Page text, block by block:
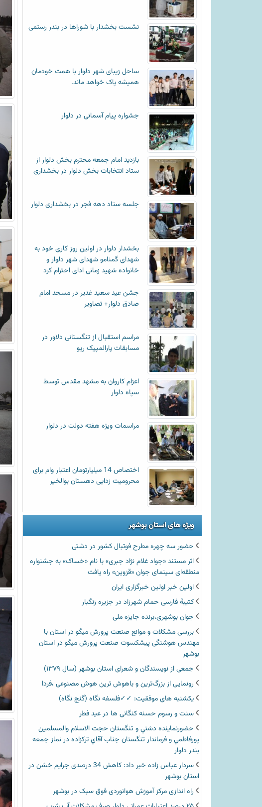
نشست بخشدار با شوراها در بندر رستمی
ساحل زیبای شهر دلوار با همت خودمان
همیشه پاک خواهد ماند.
جشواره پیام آسمانی در دلوار
بازدید امام جمعه محترم بخش دلوار از
ستاد انتخابات بخش دلوار در بخشداری
جلسه ستاد دهه فجر در بخشداری دلوار
بخشدار دلوار در اولین روز کاری خود به
شهدای گمنامو شهدای شهر دلوار و
خانواده شهید زمانی ادای احترام کرد
جشن عید سعید غدیر در مسجد امام
صادق دلوار+ تصاویر
مراسم استقبال از تنگستانی دلاور در
مسابقات پارالمپیک ریو
اعزام کاروان به مشهد مقدس توسط
سپاه دلوار
مراسمات ویژه هفته دولت در دلوار
اختصاص 14 میلیارتومان اعتبار وام برای
محرومیت زدایی دهستان بوالخیر
ویژه های استان بوشهر
حضور سه چهره مطرح فوتبال کشور در دشتی
اثر مستند «جواد غلام نژاد جبری» با نام «خساک» به جشنواره
منطقه‌ای سینمای جوان «قزوین» راه یافت
اولین خبر اولین خبرگزاری ایران‏
کتیبۀ فارسی حمام شهرزاد در جزیره زنگبار
جوان بوشهری،برنده جایزه ملی
بررسی مشکلات و موانع صنعت پرورش میگو در استان با
مهندس هوشنگی پیشکسوت صنعت پرورش میگو در استان
بوشهر
جمعی از نویسندگان و شعرای استان بوشهر (سال ۱۳۷۹)
رونمایی از بزرگ‌ترین و باهوش ترین هوش مصنوعی ،فردا
یکشنبه های موفقیت: ✓✓فلسفه نگاه (گنج نگاه)
سنت و رسوم حسنه کنگانی ها در عید فطر
حضورنماينده دشتي و تنگستان حجت الاسلام والمسلمين
پورفاطمي و فرماندار تنگستان جناب آقاي تركزاده در نماز جمعه
بندر دلوار
سردار عباس زاده خبر داد: کاهش 34 درصدی جرایم خشن در
استان بوشهر
راه اندازی مرکز آموزش هوانوردی فوق سبک در بوشهر